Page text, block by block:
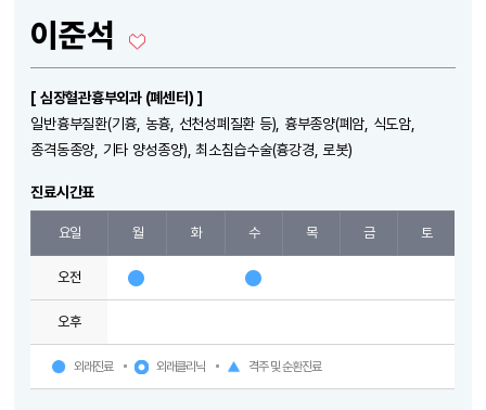
이준석
[ 심장혈관흉부외과 (폐센터) ]
일반흉부질환(기흉, 농흉, 선천성폐질환 등), 흉부종양(폐암, 식도암,
종격동종양, 기타 양성종양), 최소침습수술(흉강경, 로봇)
진료시간표
요일 월 화 수 목 금 토
오전
오후
외래진료 외래클리닉 격주 및 순환진료